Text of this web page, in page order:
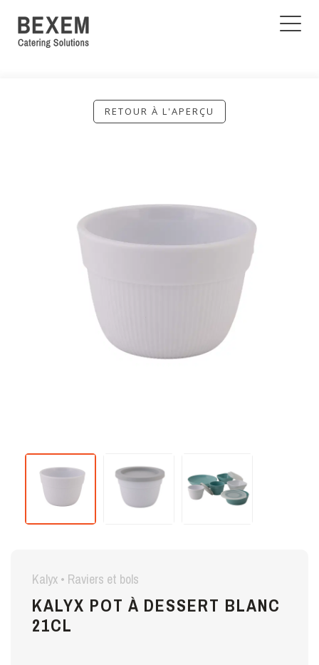
RETOUR À L'APERÇU
Kalyx • Raviers et bols
KALYX POT À DESSERT BLANC
21CL